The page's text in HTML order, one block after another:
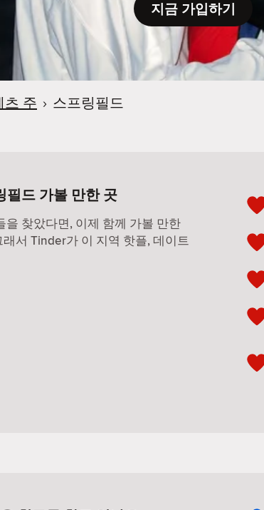
지금 가입하기
츠 주 › 스프링필드
필드 가볼 만한 곳
찾았다면, 이제 함께 가볼 만한
서 Tinder가 이 지역 핫플, 데이트